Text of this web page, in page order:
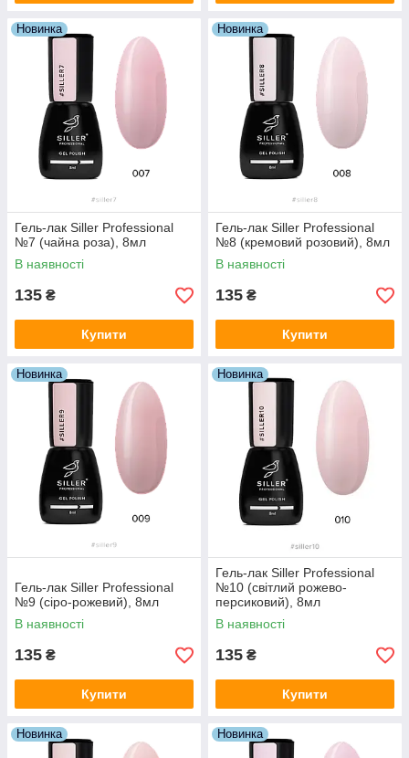
Новинка
Гель-лак Siller Professional
№7 (чайна роза), 8мл
В наявності
135 ₴
Купити
Новинка
Гель-лак Siller Professional
№8 (кремовий розовий), 8мл
В наявності
135 ₴
Купити
Новинка
Гель-лак Siller Professional
№9 (сіро-рожевий), 8мл
В наявності
135 ₴
Купити
Новинка
Гель-лак Siller Professional
№10 (світлий рожево-
персиковий), 8мл
В наявності
135 ₴
Купити
Новинка Новинка